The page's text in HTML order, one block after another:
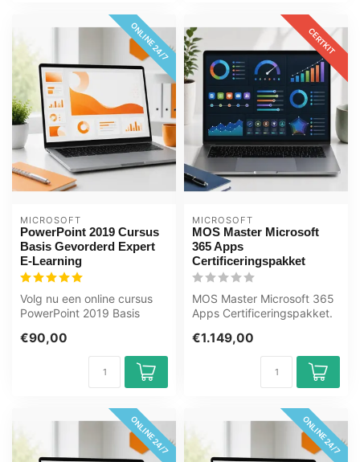
ONLINE 24/7
MICROSOFT
PowerPoint 2019 Cursus
Basis Gevorderd Expert
E-Learning
Volg nu een online cursus
PowerPoint 2019 Basis
leert o....
€90,00
CERTKIT
MICROSOFT
MOS Master Microsoft
365 Apps
Certificeringspakket
MOS Master Microsoft 365
Apps Certificeringspakket.
e-...
€1.149,00
ONLINE 24/7 ONLINE 24/7